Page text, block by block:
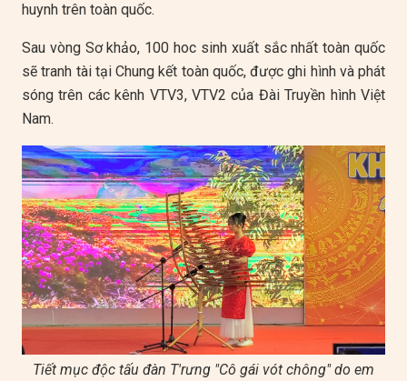
huynh trên toàn quốc.
Sau vòng Sơ khảo, 100 hoc sinh xuất sắc nhất toàn quốc
sẽ tranh tài tại Chung kết toàn quốc, được ghi hình và phát
sóng trên các kênh VTV3, VTV2 của Đài Truyền hình Việt
Nam.
Tiết mục độc tấu đàn T'rưng "Cô gái vót chông" do em